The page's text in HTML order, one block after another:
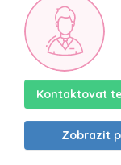
Kontaktovat
Zobrazit